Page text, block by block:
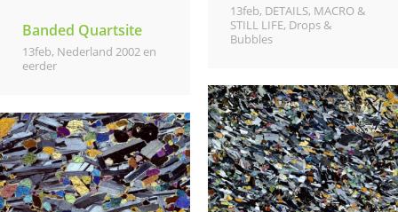
13feb, DETAILS, MACRO &
STILL LIFE, Drops &
Bubbles
Banded Quartsite
13feb, Nederland 2002 en
eerder